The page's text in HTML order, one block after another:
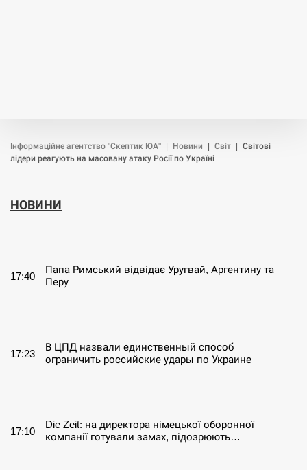
Інформаційне агентство "Скептик ЮА" Новини Світ
Світові
лідери реагують на масовану атаку Росії по Україні
НОВИНИ
17:40
Папа Римський відвідає Уругвай, Аргентину та
Перу
17:23
В ЦПД назвали единственный способ
ограничить российские удары по Украине
17:10
Die Zeit: на директора німецької оборонної
компанії готували замах, підозрюють…